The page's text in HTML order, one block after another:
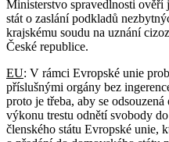
Ministerstvo spravedlnosti ověří
stát o zaslání podkladů
krajskému soudu na uznání
České republice.
EU: V rámci Evropské unie
příslušnými orgány bez
proto je třeba, aby se
výkonu trestu odnětí svobody
členského státu Evropské unie,